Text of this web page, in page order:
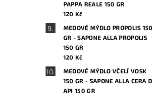
PAPPA REALE 150 GR
120 Kč
MEDOVÉ MÝDLO PROPOLIS 150
GR - SAPONE ALLA PROPOLIS
150 GR
120 Kč
MEDOVÉ MÝDLO VČELÍ VOSK
150 GR - SAPONE ALLA CERA D
API 150 GR